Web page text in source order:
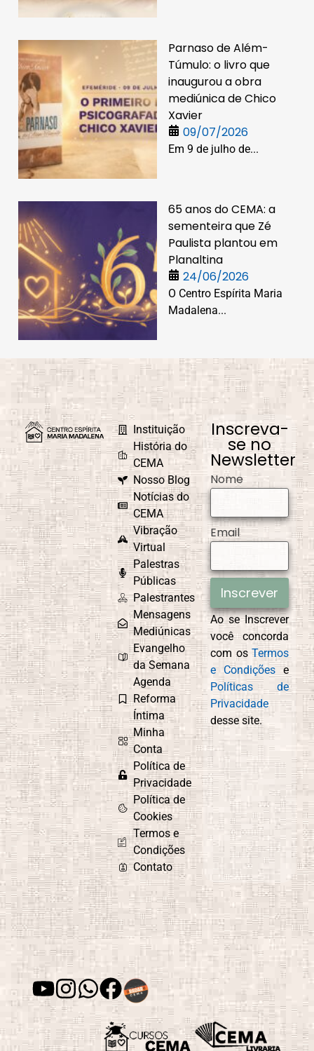
Parnaso de Além-
Túmulo: o livro que
inaugurou a obra
mediúnica de Chico
Xavier
09/07/2026
Em 9 de julho de...
65 anos do CEMA: a
sementeira que Zé
Paulista plantou em
Planaltina
24/06/2026
O Centro Espírita Maria
Madalena...
Instituição
História do
CEMA
Nosso Blog
Notícias do
CEMA
Vibração
Virtual
Palestras
Públicas
Palestrantes
Mensagens
Mediúnicas
Evangelho
da Semana
Agenda
Reforma
Íntima
Minha
Conta
Política de
Privacidade
Política de
Cookies
Termos e
Condições
Contato
Inscreva-
se no
Newsletter
Nome
Email
Inscrever
Ao se Inscrever
você concorda
com osTermos
e Condições e
Políticas de
Privacidade
desse site.